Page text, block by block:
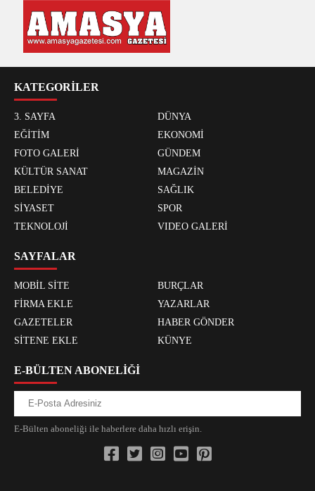
KATEGORİLER
3. SAYFA
DÜNYA
EĞİTİM
EKONOMİ
FOTO GALERİ
GÜNDEM
KÜLTÜR SANAT
MAGAZİN
BELEDİYE
SAĞLIK
SİYASET
SPOR
TEKNOLOJİ
VIDEO GALERİ
SAYFALAR
MOBİL SİTE
BURÇLAR
FİRMA EKLE
YAZARLAR
GAZETELER
HABER GÖNDER
SİTENE EKLE
KÜNYE
E-BÜLTEN ABONELİĞİ
E-Bülten aboneliği ile haberlere daha hızlı erişin.